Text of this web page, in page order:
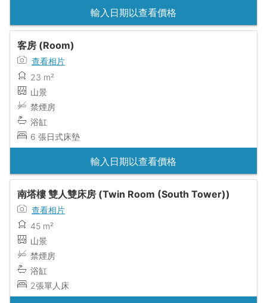
輸入日期以查看價格
客房 (Room)
查看相片
23 m²
山景
禁煙房
浴缸
6 張日式床墊
輸入日期以查看價格
南塔樓 雙人雙床房 (Twin Room (South Tower))
查看相片
45 m²
山景
禁煙房
浴缸
2張單人床